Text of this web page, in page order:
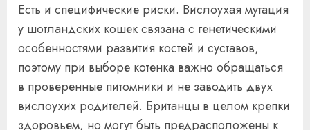
Есть и специфические риски. Вислоухая мутация
у шотландских кошек связана с генетическими
особенностями развития костей и суставов,
поэтому при выборе котенка важно обращаться
в проверенные питомники и не заводить двух
вислоухих родителей. Британцы в целом крепки
здоровьем, но могут быть предрасположены к